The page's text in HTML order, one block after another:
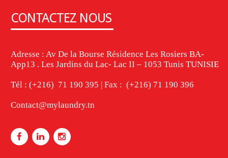
CONTACTEZ NOUS
Adresse : Av De la Bourse Résidence Les Rosiers BA-
App13 . Les Jardins du Lac- Lac II – 1053 Tunis TUNISIE
Tél : (+216) 71 190 395 | Fax : (+216) 71 190 396
Contact@mylaundry.tn